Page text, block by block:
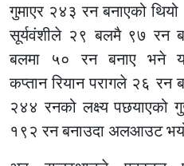
गुमाएर २४३ रन बनाएको
सूर्यवंशीले २९ बलमै ९७ रन
बलमा ५० रन बनाए भने
कप्तान रियान परागले २६ रन
२४४ रनको लक्ष्य
१९२ रन बनाउदा अलआउट